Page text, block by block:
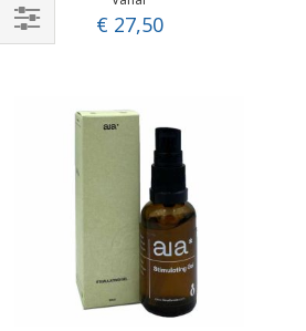
€ 27,50
Filteren